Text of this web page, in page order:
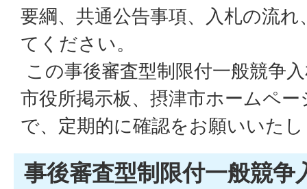
要綱、共通公告事項、入札の流
てください。
この事後審査型制限付一般競争
市役所掲示板、摂津市ホームペ
で、定期的に確認をお願いいた
事後審査型制限付一般競争